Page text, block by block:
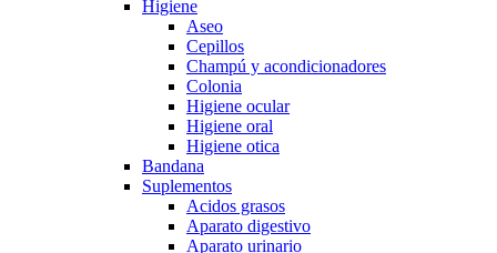
Higiene
Aseo
Cepillos
Champú y acondicionadores
Colonia
Higiene ocular
Higiene oral
Higiene otica
Bandana
Suplementos
Acidos grasos
Aparato digestivo
Aparato urinario